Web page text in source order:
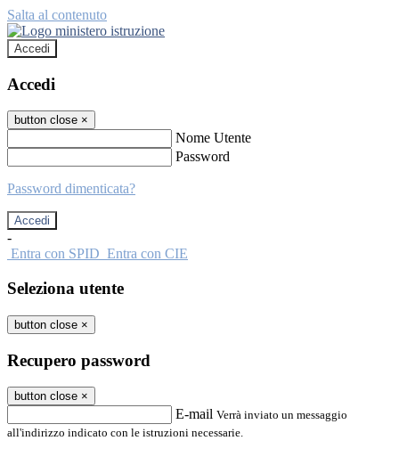
Salta al contenuto
Accedi
Accedi
button close ×
Nome Utente
Password
Password dimenticata?
-
Entra con SPID Entra con CIE
Seleziona utente
button close ×
Recupero password
button close ×
E-mail Verrà inviato un messaggio
all'indirizzo indicato con le istruzioni necessarie.